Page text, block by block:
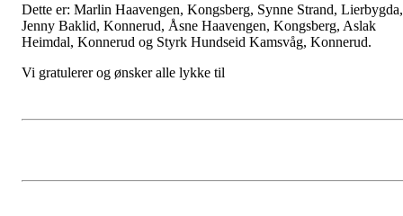
Dette er: Marlin Haavengen, Kongsberg, Synne Strand, Lierbygda,
Jenny Baklid, Konnerud, Åsne Haavengen, Kongsberg, Aslak
Heimdal, Konnerud og Styrk Hundseid Kamsvåg, Konnerud.
Vi gratulerer og ønsker alle lykke til